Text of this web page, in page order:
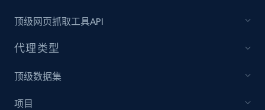
顶级网页抓取工具API
代理类型
顶级数据集
项目